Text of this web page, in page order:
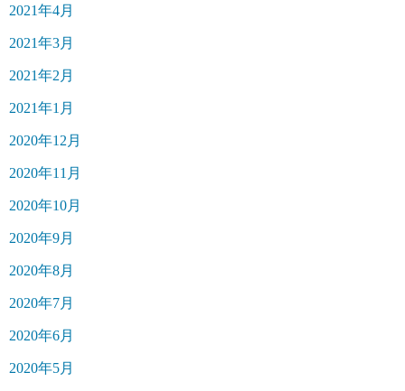
2021年4月
2021年3月
2021年2月
2021年1月
2020年12月
2020年11月
2020年10月
2020年9月
2020年8月
2020年7月
2020年6月
2020年5月